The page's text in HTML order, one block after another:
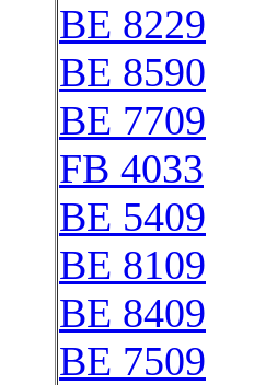
BE 8229
BE 8590
BE 7709
FB 4033
BE 5409
BE 8109
BE 8409
BE 7509